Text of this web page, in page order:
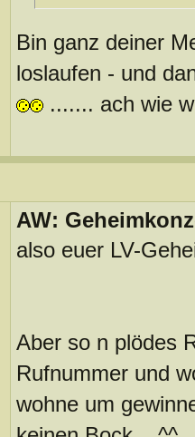
Bin ganz deiner
loslaufen - und
....... ach wie
AW:
also euer LV-
Aber so n plödes
Rufnummer und
wohne um